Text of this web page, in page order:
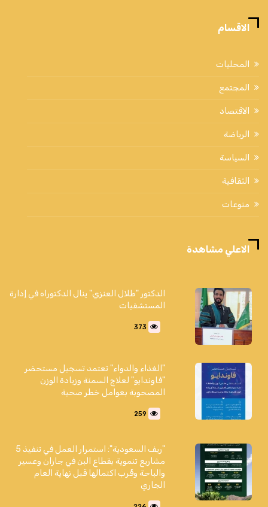
الاقسام
المحليات
المجتمع
الاقتصاد
الرياضة
السياسة
الثقافية
منوعات
الاعلي مشاهدة
الدكتور "طلال العنزي" ينال الدكتوراه في إدارة
المستشفيات
373
"الغذاء والدواء" تعتمد تسجيل مستحضر
"فاوندايو" لعلاج السمنة وزيادة الوزن
المصحوبة بعوامل خطر صحية
259
"ريف السعودية": استمرار العمل في تنفيذ 5
مشاريع تنموية بقطاع البن في جازان وعسير
والباحة وقُرب اكتمالها قبل نهاية العام
الجاري